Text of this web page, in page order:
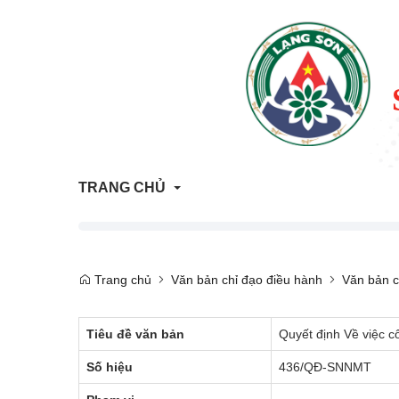
TRANG CHỦ
Trả lời vướng mắc người dân, doanh nghiệp
Trang tham vấn đánh giá tác động môi trường
Trang chủ Văn bản chỉ đạo điều hành Văn bản
Tiêu đề văn bản Quyết định Về việc
Số hiệu 436/QĐ-SNNMT